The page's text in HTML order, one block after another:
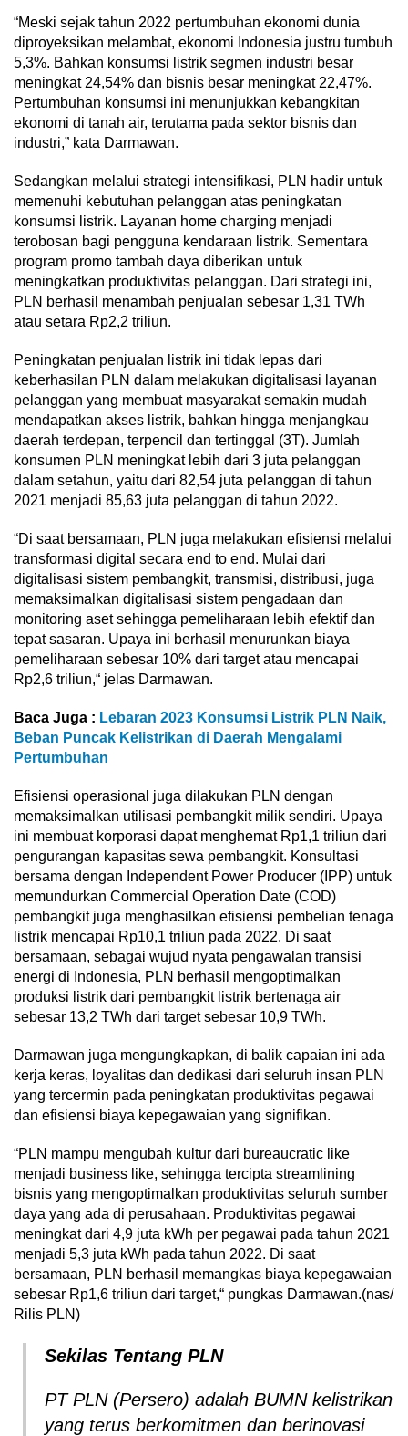
“Meski sejak tahun 2022 pertumbuhan ekonomi dunia
diproyeksikan melambat, ekonomi Indonesia justru tumbuh
5,3%. Bahkan konsumsi listrik segmen industri besar
meningkat 24,54% dan bisnis besar meningkat 22,47%.
Pertumbuhan konsumsi ini menunjukkan kebangkitan
ekonomi di tanah air, terutama pada sektor bisnis dan
industri,” kata Darmawan.
Sedangkan melalui strategi intensifikasi, PLN hadir untuk
memenuhi kebutuhan pelanggan atas peningkatan
konsumsi listrik. Layanan home charging menjadi
terobosan bagi pengguna kendaraan listrik. Sementara
program promo tambah daya diberikan untuk
meningkatkan produktivitas pelanggan. Dari strategi ini,
PLN berhasil menambah penjualan sebesar 1,31 TWh
atau setara Rp2,2 triliun.
Peningkatan penjualan listrik ini tidak lepas dari
keberhasilan PLN dalam melakukan digitalisasi layanan
pelanggan yang membuat masyarakat semakin mudah
mendapatkan akses listrik, bahkan hingga menjangkau
daerah terdepan, terpencil dan tertinggal (3T). Jumlah
konsumen PLN meningkat lebih dari 3 juta pelanggan
dalam setahun, yaitu dari 82,54 juta pelanggan di tahun
2021 menjadi 85,63 juta pelanggan di tahun 2022.
“Di saat bersamaan, PLN juga melakukan efisiensi melalui
transformasi digital secara end to end. Mulai dari
digitalisasi sistem pembangkit, transmisi, distribusi, juga
memaksimalkan digitalisasi sistem pengadaan dan
monitoring aset sehingga pemeliharaan lebih efektif dan
tepat sasaran. Upaya ini berhasil menurunkan biaya
pemeliharaan sebesar 10% dari target atau mencapai
Rp2,6 triliun,“ jelas Darmawan.
Baca Juga : Lebaran 2023 Konsumsi Listrik PLN Naik,
Beban Puncak Kelistrikan di Daerah Mengalami
Pertumbuhan
Efisiensi operasional juga dilakukan PLN dengan
memaksimalkan utilisasi pembangkit milik sendiri. Upaya
ini membuat korporasi dapat menghemat Rp1,1 triliun dari
pengurangan kapasitas sewa pembangkit. Konsultasi
bersama dengan Independent Power Producer (IPP) untuk
memundurkan Commercial Operation Date (COD)
pembangkit juga menghasilkan efisiensi pembelian tenaga
listrik mencapai Rp10,1 triliun pada 2022. Di saat
bersamaan, sebagai wujud nyata pengawalan transisi
energi di Indonesia, PLN berhasil mengoptimalkan
produksi listrik dari pembangkit listrik bertenaga air
sebesar 13,2 TWh dari target sebesar 10,9 TWh.
Darmawan juga mengungkapkan, di balik capaian ini ada
kerja keras, loyalitas dan dedikasi dari seluruh insan PLN
yang tercermin pada peningkatan produktivitas pegawai
dan efisiensi biaya kepegawaian yang signifikan.
“PLN mampu mengubah kultur dari bureaucratic like
menjadi business like, sehingga tercipta streamlining
bisnis yang mengoptimalkan produktivitas seluruh sumber
daya yang ada di perusahaan. Produktivitas pegawai
meningkat dari 4,9 juta kWh per pegawai pada tahun 2021
menjadi 5,3 juta kWh pada tahun 2022. Di saat
bersamaan, PLN berhasil memangkas biaya kepegawaian
sebesar Rp1,6 triliun dari target,“ pungkas Darmawan.(nas/
Rilis PLN)
Sekilas Tentang PLN
PT PLN (Persero) adalah BUMN kelistrikan
yang terus berkomitmen dan berinovasi